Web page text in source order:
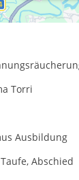
von
Torri
Ausbildung
Abschied